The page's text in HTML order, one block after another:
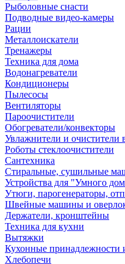
Рыболовные снасти
Подводные видео-камеры
Рации
Металлоискатели
Тренажеры
Техника для дома
Водонагреватели
Кондиционеры
Пылесосы
Вентиляторы
Пароочистители
Обогреватели/конвекторы
Увлажнители и очистители
Роботы стеклоочистители
Сантехника
Стиральные, сушильные
Устройства для "Умного
Утюги, парогенераторы,
Швейные машины и
Держатели, кронштейны
Техника для кухни
Вытяжки
Кухонные принадлежности
Хлебопечи